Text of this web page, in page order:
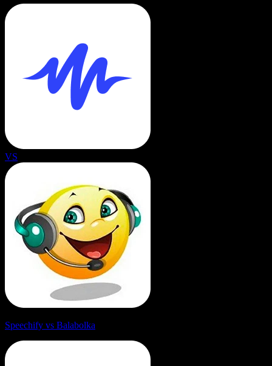
VS
Speechify vs Balabolka